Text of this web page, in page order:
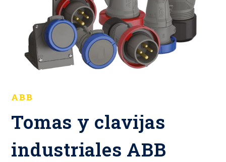
ABB
Tomas y clavijas
industriales ABB